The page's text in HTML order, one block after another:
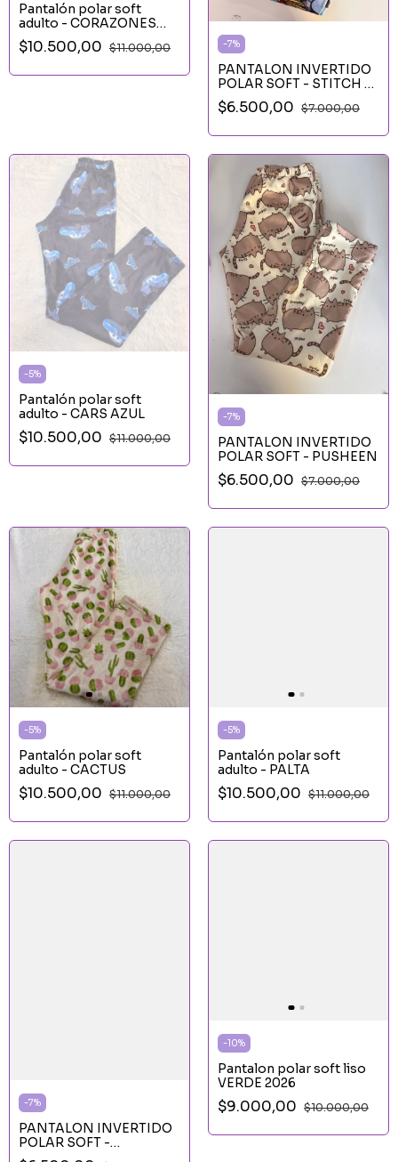
Pantalón polar soft
adulto - CORAZONES
COLORES
$10.500,00 $11.000,00 -7%
PANTALON INVERTIDO
POLAR SOFT - STITCH Y
TRAPO
$6.500,00 $7.000,00
-5%
Pantalón polar soft
adulto - CARS AZUL
$10.500,00 $11.000,00
-7%
PANTALON INVERTIDO
POLAR SOFT - PUSHEEN
$6.500,00 $7.000,00
-5%
Pantalón polar soft
adulto - CACTUS
$10.500,00 $11.000,00
-5%
Pantalón polar soft
adulto - PALTA
$10.500,00 $11.000,00
-7%
PANTALON INVERTIDO
POLAR SOFT -
CINNAMONROLL LILA
-10%
Pantalon polar soft liso
VERDE 2026
$9.000,00 $10.000,00